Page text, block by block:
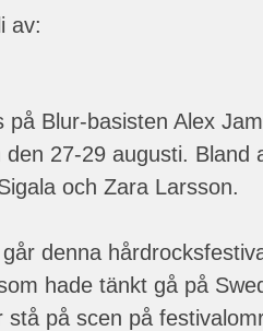
av:
på Blur-basisten Alex
den 27-29 augusti. Bland
och Zara Larsson.
denna
hade tänkt gå på
stå på scen på